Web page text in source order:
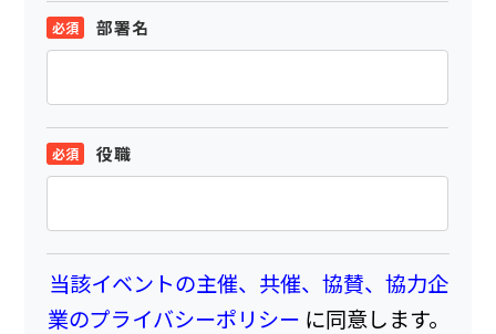
部署名
役職
当該イベントの主催、共催、協賛、協力企
業のプライバシーポリシー に同意します。